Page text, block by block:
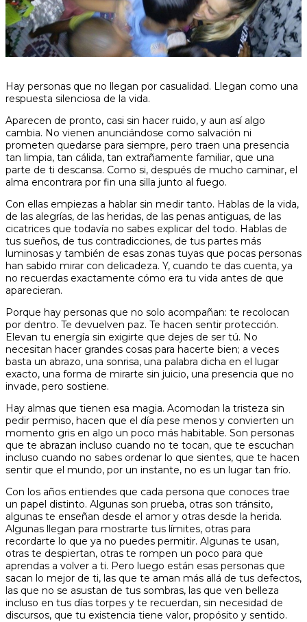
Hay personas que no llegan por casualidad. Llegan como una
respuesta silenciosa de la vida.
Aparecen de pronto, casi sin hacer ruido, y aun así algo
cambia. No vienen anunciándose como salvación ni
prometen quedarse para siempre, pero traen una presencia
tan limpia, tan cálida, tan extrañamente familiar, que una
parte de ti descansa. Como si, después de mucho caminar, el
alma encontrara por fin una silla junto al fuego.
Con ellas empiezas a hablar sin medir tanto. Hablas de la vida,
de las alegrías, de las heridas, de las penas antiguas, de las
cicatrices que todavía no sabes explicar del todo. Hablas de
tus sueños, de tus contradicciones, de tus partes más
luminosas y también de esas zonas tuyas que pocas personas
han sabido mirar con delicadeza. Y, cuando te das cuenta, ya
no recuerdas exactamente cómo era tu vida antes de que
aparecieran.
Porque hay personas que no solo acompañan: te recolocan
por dentro. Te devuelven paz. Te hacen sentir protección.
Elevan tu energía sin exigirte que dejes de ser tú. No
necesitan hacer grandes cosas para hacerte bien; a veces
basta un abrazo, una sonrisa, una palabra dicha en el lugar
exacto, una forma de mirarte sin juicio, una presencia que no
invade, pero sostiene.
Hay almas que tienen esa magia. Acomodan la tristeza sin
pedir permiso, hacen que el día pese menos y convierten un
momento gris en algo un poco más habitable. Son personas
que te abrazan incluso cuando no te tocan, que te escuchan
incluso cuando no sabes ordenar lo que sientes, que te hacen
sentir que el mundo, por un instante, no es un lugar tan frío.
Con los años entiendes que cada persona que conoces trae
un papel distinto. Algunas son prueba, otras son tránsito,
algunas te enseñan desde el amor y otras desde la herida.
Algunas llegan para mostrarte tus límites, otras para
recordarte lo que ya no puedes permitir. Algunas te usan,
otras te despiertan, otras te rompen un poco para que
aprendas a volver a ti. Pero luego están esas personas que
sacan lo mejor de ti, las que te aman más allá de tus defectos,
las que no se asustan de tus sombras, las que ven belleza
incluso en tus días torpes y te recuerdan, sin necesidad de
discursos, que tu existencia tiene valor, propósito y sentido.